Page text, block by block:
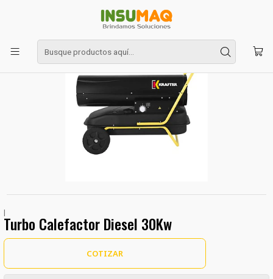
CLIMATIZACION Turbo Calefactor Diesel 30Kw
|
Turbo Calefactor Diesel 30Kw
COTIZAR